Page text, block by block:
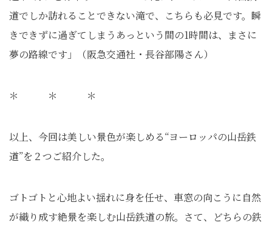
道でしか訪れることできない滝で、こちらも必見です。瞬
きできずに過ぎてしまうあっという間の1時間は、まさに
夢の路線です」（阪急交通社・長谷部陽さん）
＊ ＊ ＊
以上、今回は美しい景色が楽しめる“ヨーロッパの山岳鉄
道”を２つご紹介した。
ゴトゴトと心地よい揺れに身を任せ、車窓の向こうに自然
が織り成す絶景を楽しむ山岳鉄道の旅。さて、どちらの鉄